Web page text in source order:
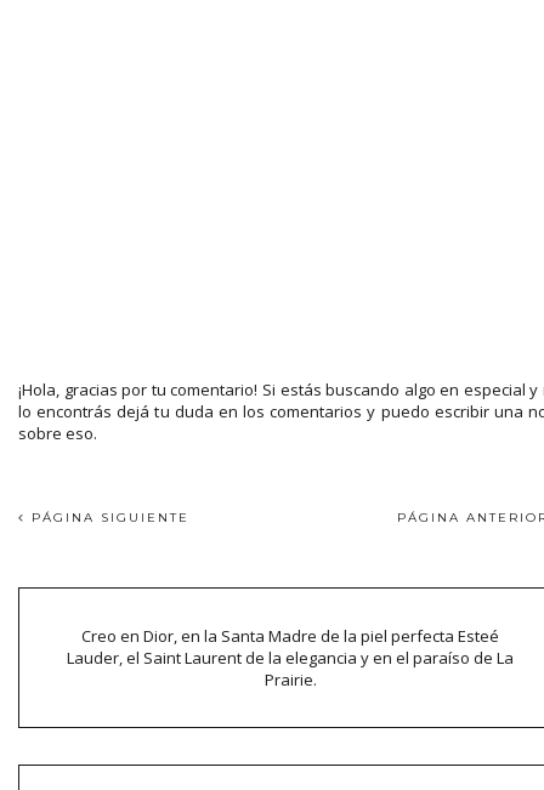
¡Hola, gracias por tu comentario! Si estás buscando algo en especial y
lo encontrás dejá tu duda en los comentarios y puedo escribir una
sobre eso.
PÁGINA SIGUIENTE PÁGINA
Creo en Dior, en la Santa Madre de la piel perfecta Esteé
Lauder, el Saint Laurent de la elegancia y en el paraíso de La
Prairie.